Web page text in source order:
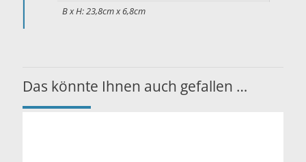
B x H: 23,8cm x 6,8cm
Das könnte Ihnen auch gefallen …